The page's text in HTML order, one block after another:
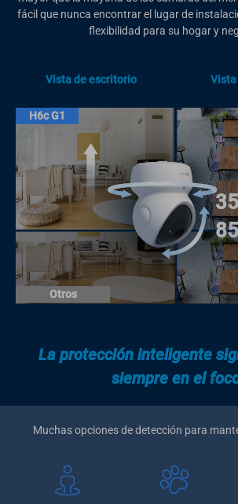
fácil que nunca encontrar el lugar de
flexibilidad para su hogar y
Vista de escritorio Vista
H6c G1
Otros
La protección inteligente
siempre en el
Muchas opciones de detección para